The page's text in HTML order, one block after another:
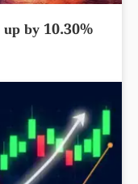
by 10.30%